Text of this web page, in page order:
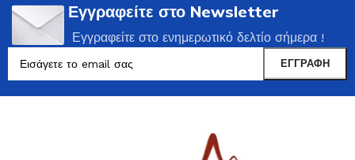
Εγγραφείτε στο Newsletter
Εγγραφείτε στο ενημερωτικό δελτίο σήμερα !